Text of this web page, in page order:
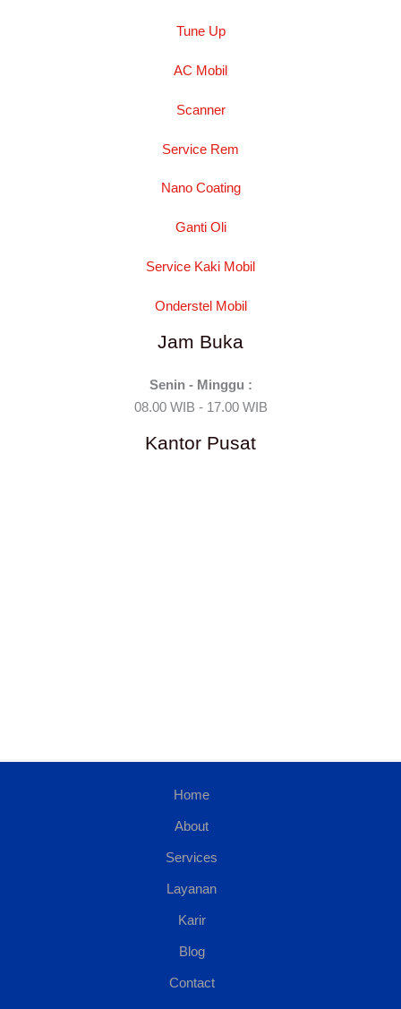
Tune Up
AC Mobil
Scanner
Service Rem
Nano Coating
Ganti Oli
Service Kaki Mobil
Onderstel Mobil
Jam Buka
Senin - Minggu :
08.00 WIB - 17.00 WIB
Kantor Pusat
Home
About
Services
Layanan
Karir
Blog
Contact